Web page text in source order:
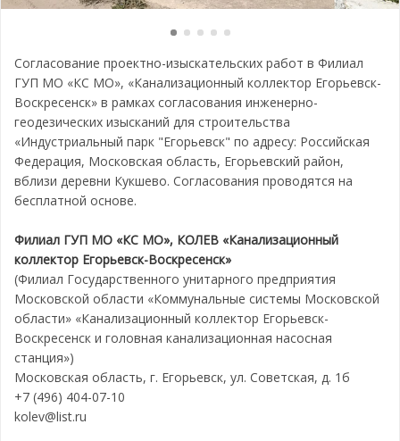
Согласование проектно-изыскательских работ в Филиал
ГУП МО «КС МО», «Канализационный коллектор Егорьевск-
Воскресенск» в рамках согласования инженерно-
геодезических изысканий для строительства
«Индустриальный парк "Егорьевск" по адресу: Российская
Федерация, Московская область, Егорьевский район,
вблизи деревни Кукшево. Согласования проводятся на
бесплатной основе.
Филиал ГУП МО «КС МО», КОЛЕВ «Канализационный
коллектор Егорьевск-Воскресенск»
(Филиал Государственного унитарного предприятия
Московской области «Коммунальные системы Московской
области» «Канализационный коллектор Егорьевск-
Воскресенск и головная канализационная насосная
станция»)
Московская область, г. Егорьевск, ул. Советская, д. 1б
+7 (496) 404-07-10
kolev@list.ru